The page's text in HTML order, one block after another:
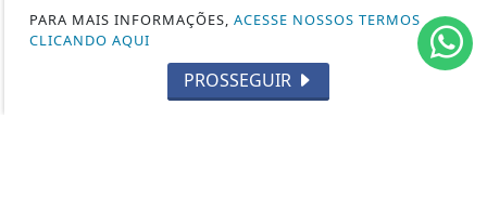
AGRO
JUSTIÇA
PARA MAIS INFORMAÇÕES, ACESSE NOSSOS TERMOS
CLICANDO AQUI
PROSSEGUIR